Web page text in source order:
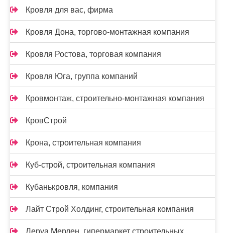
Кровля для вас, фирма
Кровля Дона, торгово-монтажная компания
Кровля Ростова, торговая компания
Кровля Юга, группа компаний
Кровмонтаж, строительно-монтажная компания
КровСтрой
Крона, строительная компания
Куб-строй, строительная компания
Кубанькровля, компания
Лайт Строй Холдинг, строительная компания
Леруа Мерлен, гипермаркет строительных